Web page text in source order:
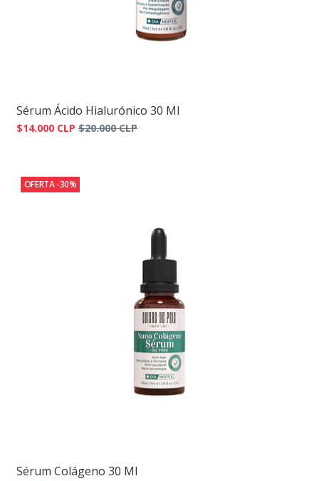
Sérum Ácido Hialurónico 30 Ml
$14.000 CLP $20.000 CLP
OFERTA -30%
Sérum Colágeno 30 Ml